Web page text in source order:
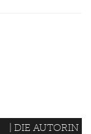
| DIE AUTORIN